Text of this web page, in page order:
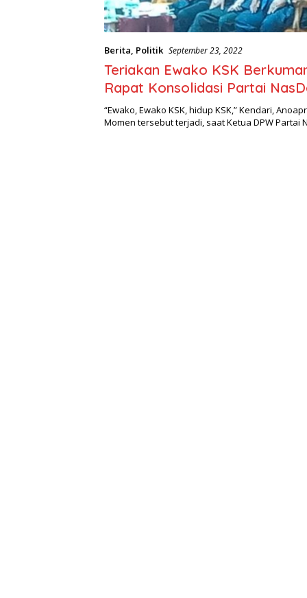
Berita, Politik September 23, 2022
Teriakan Ewako KSK
Rapat Konsolidasi Partai
“Ewako, Ewako KSK, hidup KSK,” Kendari,
Momen tersebut terjadi, saat Ketua DPW Partai